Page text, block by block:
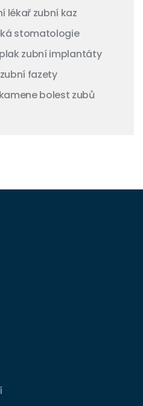
lékař zubní kaz
stomatologie
zubní implantáty
zubní fazety
bolest zubů